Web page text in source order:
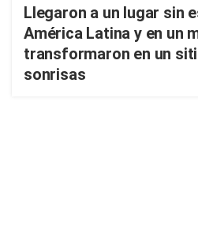
Llegaron a un lugar sin
América Latina y en un
transformaron en un
sonrisas